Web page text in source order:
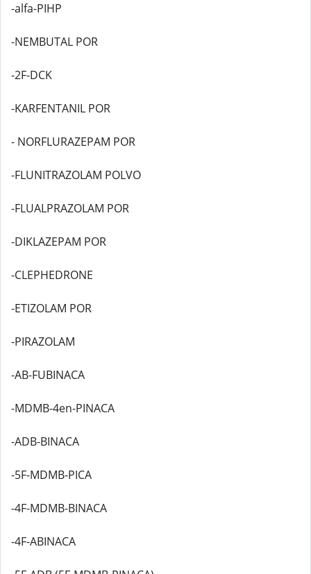
-alfa-PIHP
-NEMBUTAL POR
-2F-DCK
-KARFENTANIL POR
- NORFLURAZEPAM POR
-FLUNITRAZOLAM POLVO
-FLUALPRAZOLAM POR
-DIKLAZEPAM POR
-CLEPHEDRONE
-ETIZOLAM POR
-PIRAZOLAM
-AB-FUBINACA
-MDMB-4en-PINACA
-ADB-BINACA
-5F-MDMB-PICA
-4F-MDMB-BINACA
-4F-ABINACA